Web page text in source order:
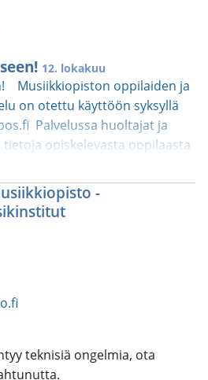
12. lokakuu
Musiikkiopiston oppilaiden ja
on otettu käyttöön syksyllä
Palvelussa huoltajat ja
opiskelevasta oppilaasta
ja vanhempien asiointia
vanhat opintokirjat
Kaikki opintoihin liittyvät
Oppilaan ja opettajan
kautta mahdollistaa
on olemassa myös Eepos-
Otathan yhteyttä kansliaan
Eepokseen ei
haasteita ilmenee.
-
teknisiä ongelmia, ota